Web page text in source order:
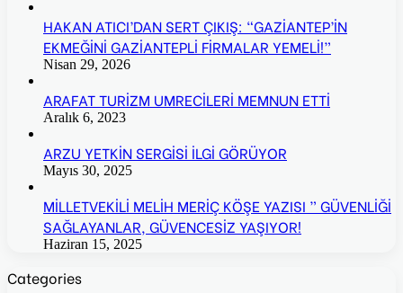
HAKAN ATICI’DAN SERT ÇIKIŞ: “GAZİANTEP’İN
EKMEĞİNİ GAZİANTEPLİ FİRMALAR YEMELİ!”
Nisan 29, 2026
ARAFAT TURİZM UMRECİLERİ MEMNUN ETTİ
Aralık 6, 2023
ARZU YETKİN SERGİSİ İLGİ GÖRÜYOR
Mayıs 30, 2025
MİLLETVEKİLİ MELİH MERİÇ KÖŞE YAZISI ” GÜVENLİĞİ
SAĞLAYANLAR, GÜVENCESİZ YAŞIYOR!
Haziran 15, 2025
Categories